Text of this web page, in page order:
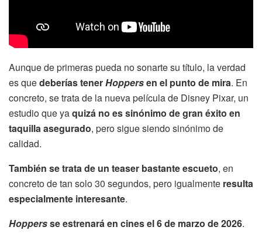
Aunque de primeras pueda no sonarte su título, la verdad
es quedeberías tenerHoppersen el punto de mira. En
concreto, se trata de la nueva película de Disney Pixar, un
estudio que yaquizá no es sinónimo de gran éxito en
taquilla asegurado, pero sigue siendo sinónimo de
calidad.
También se trata de un teaser bastante escueto, en
concreto de tan solo 30 segundos, pero igualmente resulta
especialmente interesante.
Hoppersse estrenará en cines el 6 de marzo de 2026.